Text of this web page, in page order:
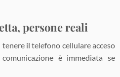
persone reali
il telefono cellulare acceso
è immediata se